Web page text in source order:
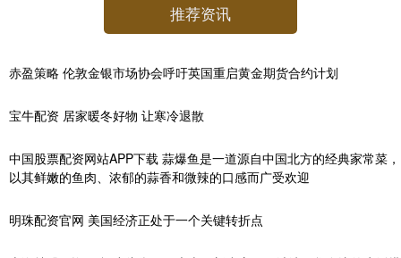
推荐资讯
赤盈策略 伦敦金银市场协会呼吁英国重启黄金期货合约计划
宝牛配资 居家暖冬好物 让寒冷退散
中国股票配资网站APP下载 蒜爆鱼是一道源自中国北方的经典家常菜，
以其鲜嫩的鱼肉、浓郁的蒜香和微辣的口感而广受欢迎
明珠配资官网 美国经济正处于一个关键转折点